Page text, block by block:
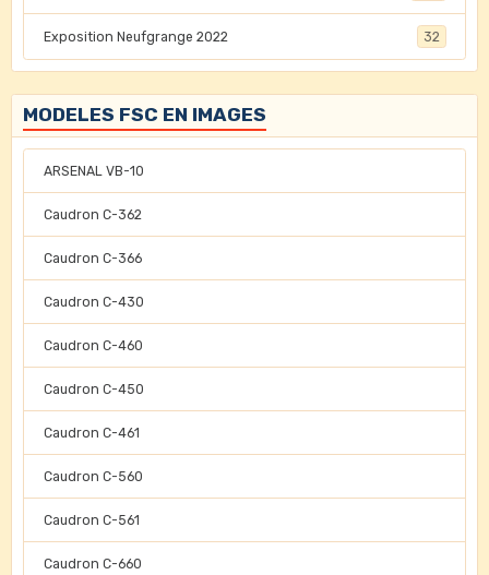
Exposition Neufgrange 2022 32
MODELES FSC EN IMAGES
ARSENAL VB-10
Caudron C-362
Caudron C-366
Caudron C-430
Caudron C-460
Caudron C-450
Caudron C-461
Caudron C-560
Caudron C-561
Caudron C-660